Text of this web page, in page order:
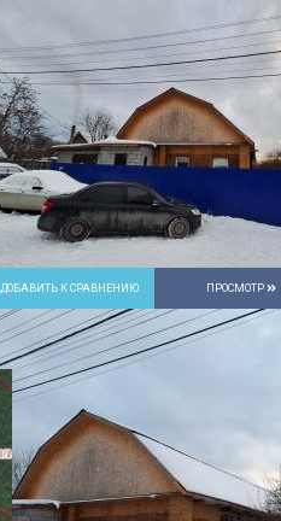
ДОБАВИТЬ К СРАВНЕНИЮ ПРОСМОТР